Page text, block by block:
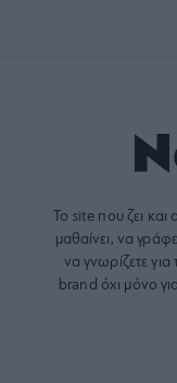
Το site που ζει και
μαθαίνει, να
να γνωρίζετε
brand όχι μόνο